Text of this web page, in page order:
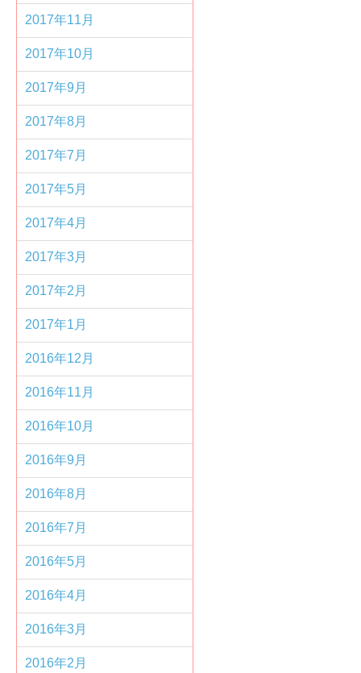
2017年11月
2017年10月
2017年9月
2017年8月
2017年7月
2017年5月
2017年4月
2017年3月
2017年2月
2017年1月
2016年12月
2016年11月
2016年10月
2016年9月
2016年8月
2016年7月
2016年5月
2016年4月
2016年3月
2016年2月